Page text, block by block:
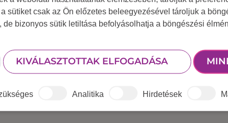
sütiket csak az Ön előzetes beleegyezésével tároljuk a
bizonyos sütik letiltása befolyásolhatja a böngészési
KIVÁLASZTOTTAK ELFOGADÁSA
Analitika Hirdetések